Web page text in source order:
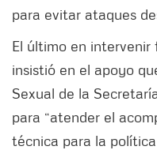
para evitar ataques
El último en intervenir
insistió en el apoyo
Sexual de la
para “atender el
técnica para la